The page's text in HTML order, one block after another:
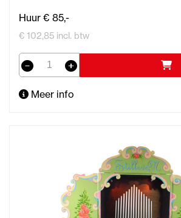
Huur € 85,-
€ 102,85 incl. btw
Meer info